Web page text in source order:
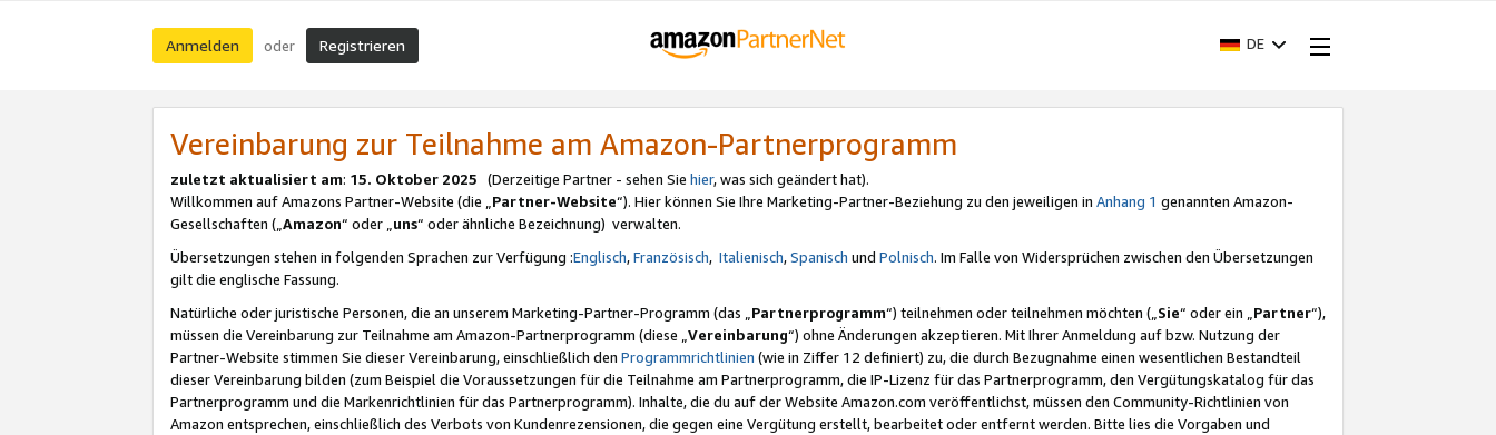
Anmelden oder Registrieren DE
Vereinbarung zur Teilnahme am Amazon-Partnerprogramm
zuletzt aktualisiert am: 15. Oktober 2025 (Derzeitige Partner - sehen Sie hier, was sich geändert hat).
Willkommen auf Amazons Partner-Website (die „Partner-Website“). Hier können Sie Ihre Marketing-Partner-Beziehung zu den jeweiligen in Anhang 1 genannten Amazon-
Gesellschaften („Amazon“ oder „uns“ oder ähnliche Bezeichnung) verwalten.
Übersetzungen stehen in folgenden Sprachen zur Verfügung :Englisch,Französisch, Italienisch,Spanisch und Polnisch. Im Falle von Widersprüchen zwischen den Übersetzungen
gilt die englische Fassung.
Natürliche oder juristische Personen, die an unserem Marketing-Partner-Programm (das „Partnerprogramm“) teilnehmen oder teilnehmen möchten („Sie“ oder ein „Partner“),
müssen die Vereinbarung zur Teilnahme am Amazon-Partnerprogramm (diese „Vereinbarung“) ohne Änderungen akzeptieren. Mit Ihrer Anmeldung auf bzw. Nutzung der
Partner-Website stimmen Sie dieser Vereinbarung, einschließlich den Programmrichtlinien (wie in Ziffer 12 definiert) zu, die durch Bezugnahme einen wesentlichen Bestandteil
dieser Vereinbarung bilden (zum Beispiel die Voraussetzungen für die Teilnahme am Partnerprogramm, die IP-Lizenz für das Partnerprogramm, den Vergütungskatalog für das
Partnerprogramm und die Markenrichtlinien für das Partnerprogramm). Inhalte, die du auf der Website Amazon.com veröffentlichst, müssen den Community-Richtlinien von
Amazon entsprechen, einschließlich des Verbots von Kundenrezensionen, die gegen eine Vergütung erstellt, bearbeitet oder entfernt werden. Bitte lies die Vorgaben und